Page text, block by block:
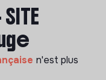
n'est plus